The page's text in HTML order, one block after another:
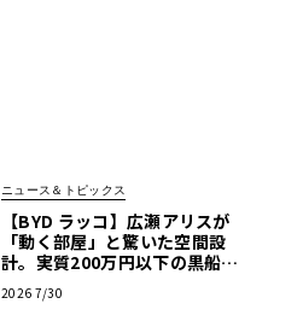
ニュース＆トピックス
【BYD ラッコ】広瀬アリスが
「動く部屋」と驚いた空間設
計。実質200万円以下の黒船ス
2026 7/30